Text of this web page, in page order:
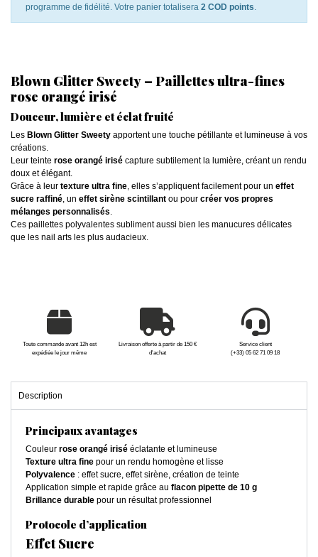
programme de fidélité. Votre panier totalisera 2 COD points.
Blown Glitter Sweety – Paillettes ultra-fines
rose orangé irisé
Douceur, lumière et éclat fruité
Les Blown Glitter Sweety apportent une touche pétillante et lumineuse à vos
créations.
Leur teinte rose orangé irisé capture subtilement la lumière, créant un rendu
doux et élégant.
Grâce à leur texture ultra fine, elles s’appliquent facilement pour un effet
sucre raffiné, un effet sirène scintillant ou pour créer vos propres
mélanges personnalisés.
Ces paillettes polyvalentes subliment aussi bien les manucures délicates
que les nail arts les plus audacieux.
Toute commande avant 12h est
expédiée le jour même
Livraison offerte à partir de 150 €
d'achat
Service client
(+33) 05 62 71 09 18
Description
Principaux avantages
Couleur rose orangé irisé éclatante et lumineuse
Texture ultra fine pour un rendu homogène et lisse
Polyvalence : effet sucre, effet sirène, création de teinte
Application simple et rapide grâce au flacon pipette de 10 g
Brillance durable pour un résultat professionnel
Protocole d’application
Effet Sucre